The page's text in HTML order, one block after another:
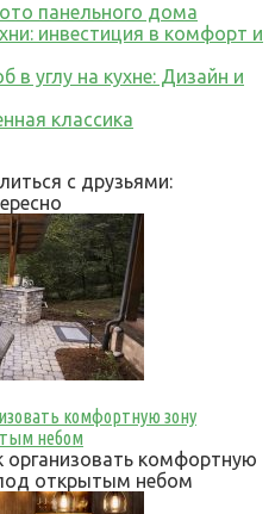
панельного дома
инвестиция в комфорт и
в углу на кухне: Дизайн и
классика
с друзьями:
комфортную зону
небом
организовать комфортную
открытым небом